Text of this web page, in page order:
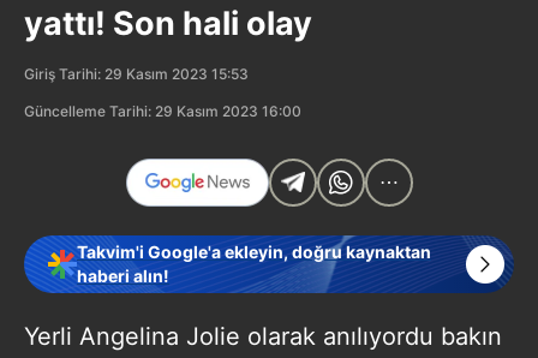
yattı! Son hali olay
Giriş Tarihi: 29 Kasım 2023 15:53
Güncelleme Tarihi: 29 Kasım 2023 16:00
Takvim'i Google'a ekleyin, doğru kaynaktan
haberi alın!
Yerli Angelina Jolie olarak anılıyordu bakın